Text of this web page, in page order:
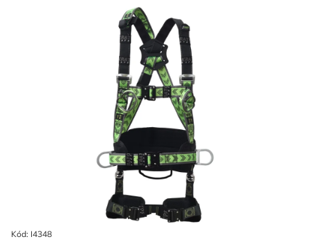
Kód: I4348